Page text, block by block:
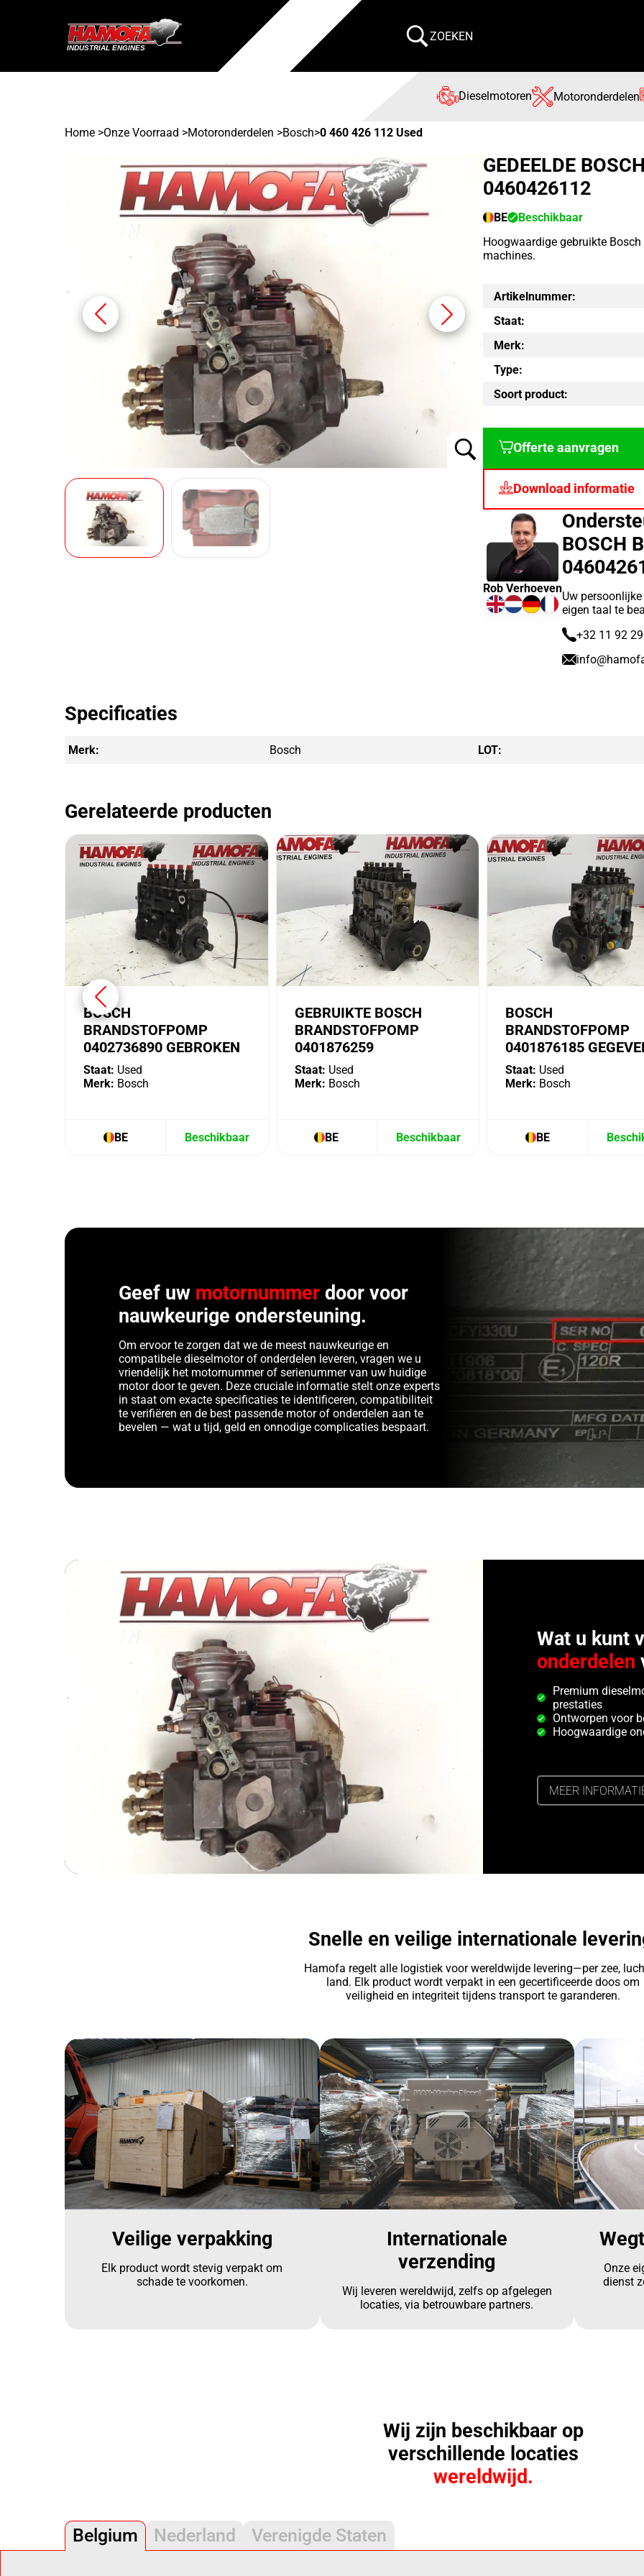
ZOEKEN
Dieselmotoren Motoronderdelen
Home >Onze Voorraad >Motoronderdelen >Bosch>0 460 426 112 Used
GEDEELDE
0460426112
BE
Beschikbaar
Hoogwaardige gebruikte
machines.
Artikelnummer:
Staat:
Merk:
Type:
Soort product:
Offerte aanvragen
Download informatie
BOSCH
Uw
eigen taal te
+32 11 92
Rob Verhoeven
Specificaties
Merk: Bosch LOT:
Gerelateerde producten
BOSCH
BRANDSTOFPOMP
0402736890 GEBROKEN
Staat: Used
Merk: Bosch
BE Beschikbaar
GEBRUIKTE BOSCH
BRANDSTOFPOMP
0401876259
Staat: Used
Merk: Bosch
BE Beschikbaar
BOSCH
BRANDSTOFPOMP
0401876185
Staat: Used
Merk: Bosch
BE
Geef uw motornummer door voor
nauwkeurige ondersteuning.
Om ervoor te zorgen dat we de meest nauwkeurige en
compatibele dieselmotor of onderdelen leveren, vragen we u
vriendelijk het motornummer of serienummer van uw huidige
motor door te geven. Deze cruciale informatie stelt onze experts
in staat om exacte specificaties te identificeren, compatibiliteit
te verifiëren en de best passende motor of onderdelen aan te
bevelen — wat u tijd, geld en onnodige complicaties bespaart.
Wat u kunt
onderdelen
Premium
prestaties
Ontworpen voor
Hoogwaardige
MEER
Snelle en veilige internationale
Hamofa regelt alle logistiek voor wereldwijde levering—per zee,
land. Elk product wordt verpakt in een gecertificeerde doos om
veiligheid en integriteit tijdens transport te garanderen.
Veilige verpakking
Elk product wordt stevig verpakt om
schade te voorkomen.
Internationale
verzending
Wij leveren wereldwijd, zelfs op afgelegen
locaties, via betrouwbare partners.
Onze
dienst
Wij zijn beschikbaar op
verschillende locaties
wereldwijd.
Belgium Nederland Verenigde Staten